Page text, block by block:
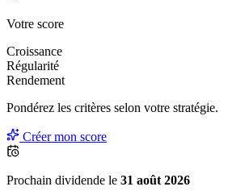
Votre score
Croissance
Régularité
Rendement
Pondérez les critères selon votre stratégie.
Créer mon score
Prochain dividende le 31 août 2026